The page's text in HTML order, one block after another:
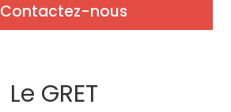
Contactez-nous
Le GRET